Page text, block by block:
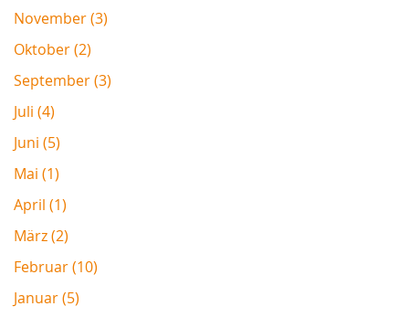
November (3)
Oktober (2)
September (3)
Juli (4)
Juni (5)
Mai (1)
April (1)
März (2)
Februar (10)
Januar (5)